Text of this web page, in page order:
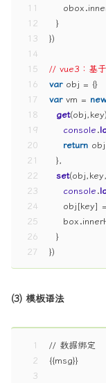
11
12
13
14
15
16
17
18
19
20
21
22
23
24
25
26
27
    obox.
  }
})
// vue3：基
var obj = {}
var vm = new
get(obj,key
console.
return
  },
set(
console.
obj[key]
    box.
  }
})
(3) 模板语法
1
2
3
// 数据绑定
{{msg}}